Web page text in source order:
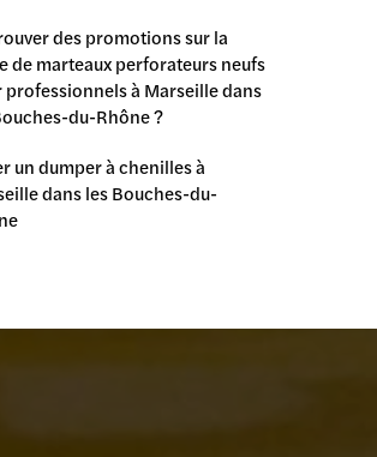
des promotions sur la
de marteaux perforateurs neufs
professionnels à Marseille dans
du-Rhône ?
un dumper à chenilles à
dans les Bouches-du-